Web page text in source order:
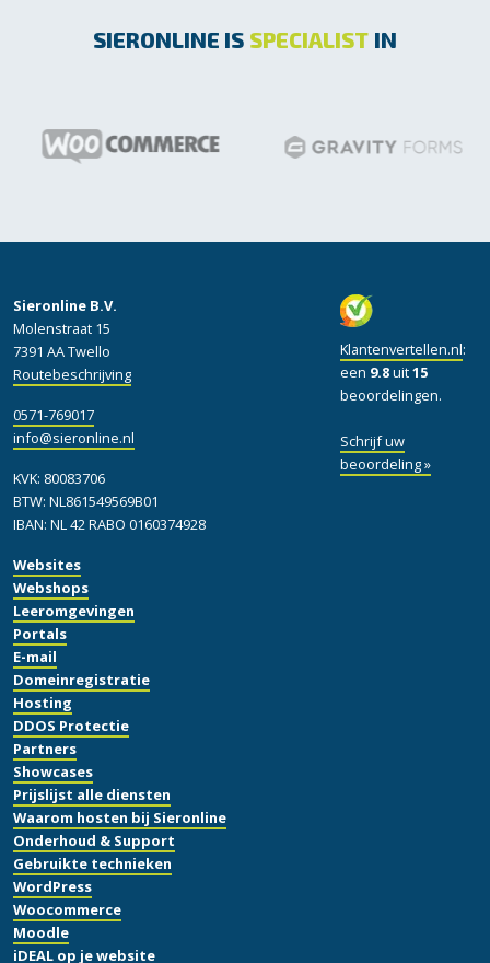
SIERONLINE IS SPECIALIST IN
Websites
Webshops
Leeromgevingen
Portals
E-mail
Domeinregistratie
Hosting
DDOS Protectie
Partners
Showcases
Prijslijst alle diensten
Waarom hosten bij Sieronline
Onderhoud & Support
Gebruikte technieken
WordPress
Woocommerce
Moodle
iDEAL op je website
Klantenvertellen.nl:
een 9.8uit15
beoordelingen.
Schrijf uw
beoordeling »
Sieronline B.V.
Molenstraat 15
7391 AA Twello
Routebeschrijving
0571-769017
info@sieronline.nl
KVK: 80083706
BTW: NL861549569B01
IBAN: NL 42 RABO 0160374928